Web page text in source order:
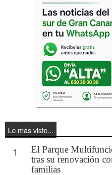
Lo más visto...
1
El Parque
tras su renovación
familias